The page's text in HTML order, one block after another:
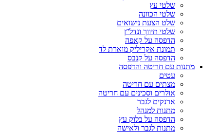
שלטי עץ
שלטי הכוונה
שלט הצעת נישואים
שלטי תיווך ונדל”ן
הדפסה על קאפה
תמונת אקריליק מוארת לד
הדפסה על קנבס
מתנות עם חריטה והדפסה
עטים
מצתים עם חריטה
אולרים וסכינים עם חריטה
ארנקים לגבר
מתנות למנהל
הדפסה על בלוק עץ
מתנות לגבר ולאישה